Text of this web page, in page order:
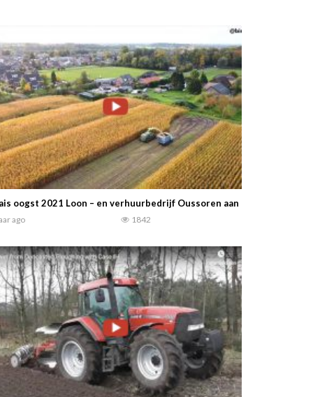
oogst 2021 Loon – en verhuurbedrijf Oussoren aan het mais
ago 1842